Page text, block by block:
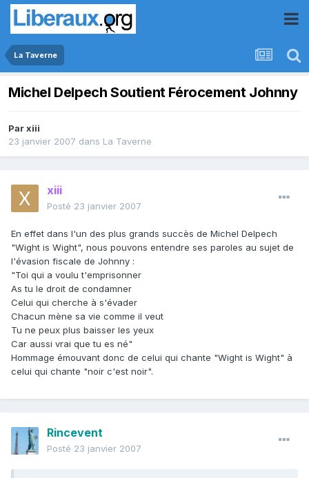
La Taverne
Michel Delpech Soutient Férocement Johnny
Parxiii
23 janvier 2007 dans La Taverne
xiii
Posté 23 janvier 2007
En effet dans l'un des plus grands succès de Michel Delpech
"Wight is Wight", nous pouvons entendre ses paroles au sujet de
l'évasion fiscale de Johnny :
"Toi qui a voulu t'emprisonner
As tu le droit de condamner
Celui qui cherche à s'évader
Chacun mène sa vie comme il veut
Tu ne peux plus baisser les yeux
Car aussi vrai que tu es né"
Hommage émouvant donc de celui qui chante "Wight is Wight" à
celui qui chante "noir c'est noir".
Rincevent
Posté 23 janvier 2007